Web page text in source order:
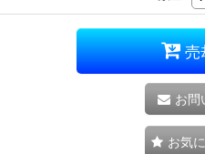
売
お問
お気